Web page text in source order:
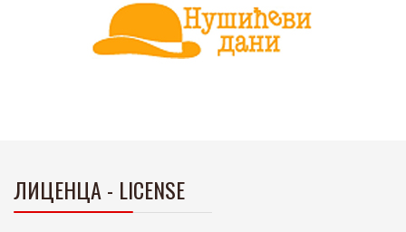
ЛИЦЕНЦА - LICENSE